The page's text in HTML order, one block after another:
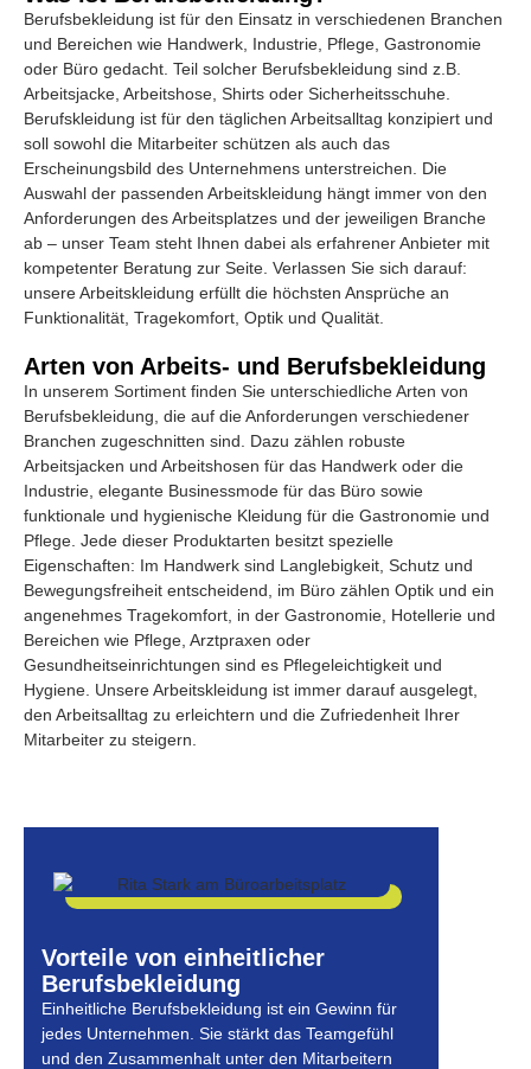
Berufsbekleidung ist für den Einsatz in verschiedenen Branchen
und Bereichen wie Handwerk, Industrie, Pflege, Gastronomie
oder Büro gedacht. Teil solcher Berufsbekleidung sind z.B.
Arbeitsjacke, Arbeitshose, Shirts oder Sicherheitsschuhe.
Berufskleidung ist für den täglichen Arbeitsalltag konzipiert und
soll sowohl die Mitarbeiter schützen als auch das
Erscheinungsbild des Unternehmens unterstreichen. Die
Auswahl der passenden Arbeitskleidung hängt immer von den
Anforderungen des Arbeitsplatzes und der jeweiligen Branche
ab – unser Team steht Ihnen dabei als erfahrener Anbieter mit
kompetenter Beratung zur Seite. Verlassen Sie sich darauf:
unsere Arbeitskleidung erfüllt die höchsten Ansprüche an
Funktionalität, Tragekomfort, Optik und Qualität.
Arten von Arbeits- und Berufsbekleidung
In unserem Sortiment finden Sie unterschiedliche Arten von
Berufsbekleidung, die auf die Anforderungen verschiedener
Branchen zugeschnitten sind. Dazu zählen robuste
Arbeitsjacken und Arbeitshosen für das Handwerk oder die
Industrie, elegante Businessmode für das Büro sowie
funktionale und hygienische Kleidung für die Gastronomie und
Pflege. Jede dieser Produktarten besitzt spezielle
Eigenschaften: Im Handwerk sind Langlebigkeit, Schutz und
Bewegungsfreiheit entscheidend, im Büro zählen Optik und ein
angenehmes Tragekomfort, in der Gastronomie, Hotellerie und
Bereichen wie Pflege, Arztpraxen oder
Gesundheitseinrichtungen sind es Pflegeleichtigkeit und
Hygiene. Unsere Arbeitskleidung ist immer darauf ausgelegt,
den Arbeitsalltag zu erleichtern und die Zufriedenheit Ihrer
Mitarbeiter zu steigern.
Vorteile von einheitlicher
Berufsbekleidung
Einheitliche Berufsbekleidung ist ein Gewinn für
jedes Unternehmen. Sie stärkt das Teamgefühl
und den Zusammenhalt unter den Mitarbeitern